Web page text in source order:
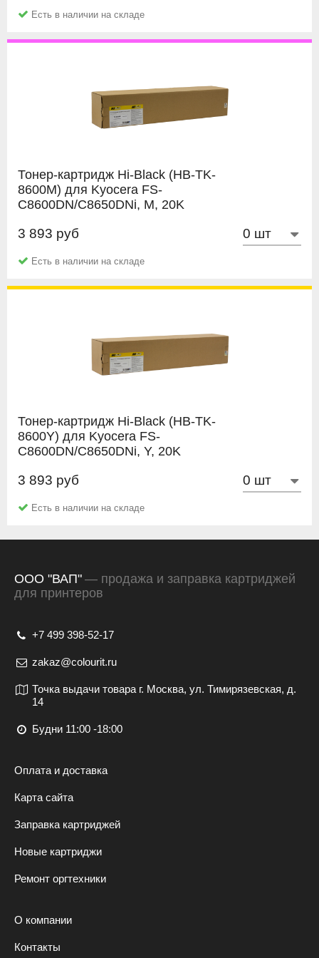
картриджа (например в нашей компании). Заправка от 2
Упаковку картриджа;
Есть в наличии на складе
Тонер-картридж Hi-Black (HB-TK-
8600M) для Kyocera FS-
C8600DN/C8650DNi, M, 20K
Hi-Black
3 893 руб
Есть в наличии на складе
Тонер-картридж Hi-Black (HB-TK-
8600Y) для Kyocera FS-
C8600DN/C8650DNi, Y, 20K
Hi-Black
3 893 руб
Есть в наличии на складе
ООО "ВАП" — продажа и заправка картриджей
для принтеров
+7 499 398-52-17
zakaz@colourit.ru
Точка выдачи товара г. Москва, ул. Тимирязевская, д.
14
Будни 11:00 -18:00
Оплата и доставка
Карта сайта
Заправка картриджей
Новые картриджи
Ремонт оргтехники
О компании
Контакты